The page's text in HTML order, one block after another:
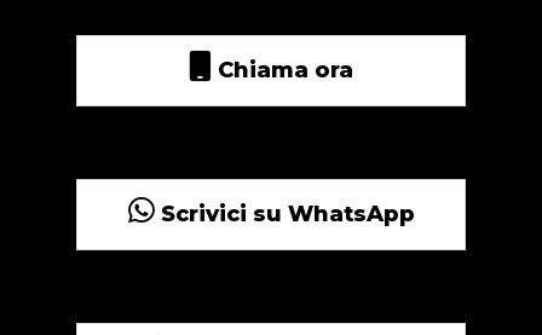
Chiama ora
Scrivici su WhatsApp